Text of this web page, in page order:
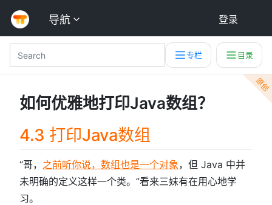
导航 登录
专栏 目录
原创
如何优雅地打印Java数组？
4.3 打印Java数组
“哥， 之前听你说，数组也是一个对象，但 Java 中并
未明确的定义这样一个类。”看来三妹有在用心地学
习。